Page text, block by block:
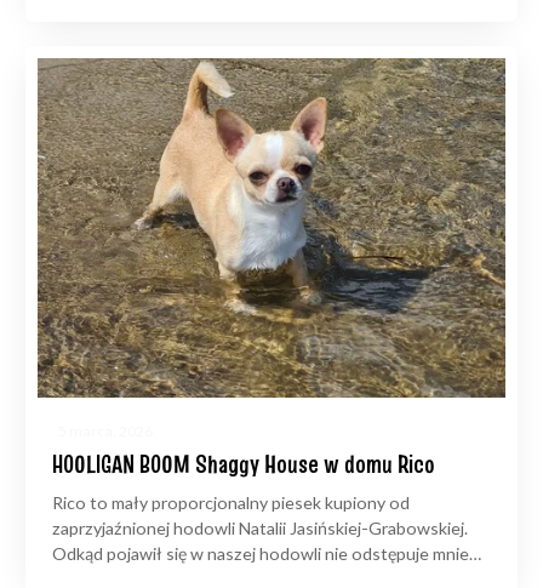
HOOLIGAN BOOM Shaggy House w domu Rico
Rico to mały proporcjonalny piesek kupiony od
zaprzyjaźnionej hodowli Natalii Jasińskiej-Grabowskiej.
Odkąd pojawił się w naszej hodowli nie odstępuje mnie…